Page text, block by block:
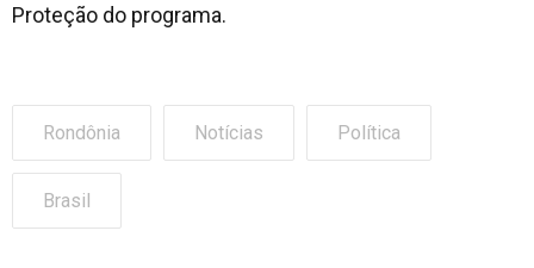
Proteção do programa.
Rondônia Notícias Política
Brasil